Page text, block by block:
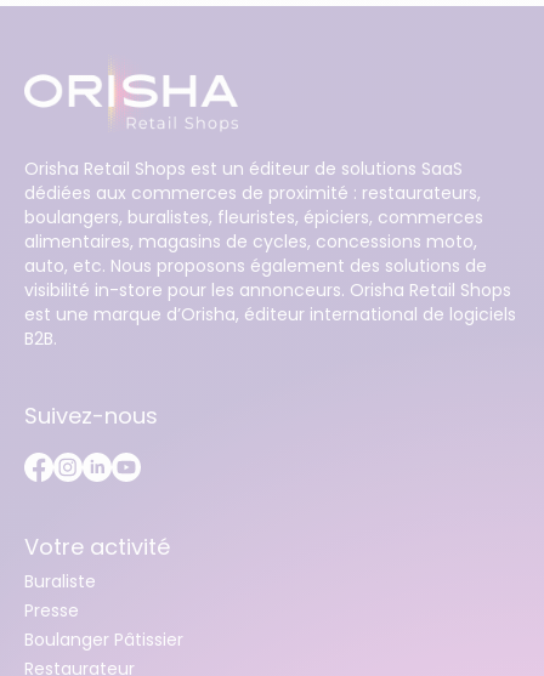
Orisha Retail Shops est un éditeur de solutions SaaS
dédiées aux commerces de proximité : restaurateurs,
boulangers, buralistes, fleuristes, épiciers, commerces
alimentaires, magasins de cycles, concessions moto,
auto, etc. Nous proposons également des solutions de
visibilité in-store pour les annonceurs. Orisha Retail Shops
est une marque d’Orisha, éditeur international de logiciels
B2B.
Suivez-nous
Votre activité
Buraliste
Presse
Boulanger Pâtissier
Restaurateur